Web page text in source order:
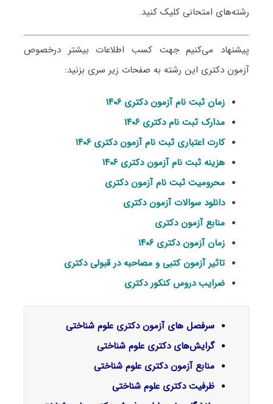
رشته‌های امتحانی کلیک کنید.
پیشنهاد می‌کنیم جهت کسب اطلاعات بیشتر درخصوص
آزمون دکتری این رشته به صفحات زیر سری بزنید:
زمان ثبت نام آزمون دکتری ۱۴۰۶
مدارک ثبت نام دکتری ۱۴۰۶
کارت اعتباری ثبت نام آزمون دکتری ۱۴۰۶
هزینه ثبت نام آزمون دکتری ۱۴۰۶
محرومیت ثبت نام آزمون دکتری
دانلود سوالات آزمون دکتری
منابع آزمون دکتری
زمان آزمون دکتری ۱۴۰۶
تاثیر آزمون کتبی و مصاحبه در قبولی دکتری
ضرایب دروس کنکور دکتری
سرفصل‌ های آزمون دکتری علوم شناختی
گرایش‌های دکتری علوم شناختی
منابع آزمون دکتری علوم شناختی
ظرفیت دکتری علوم شناختی